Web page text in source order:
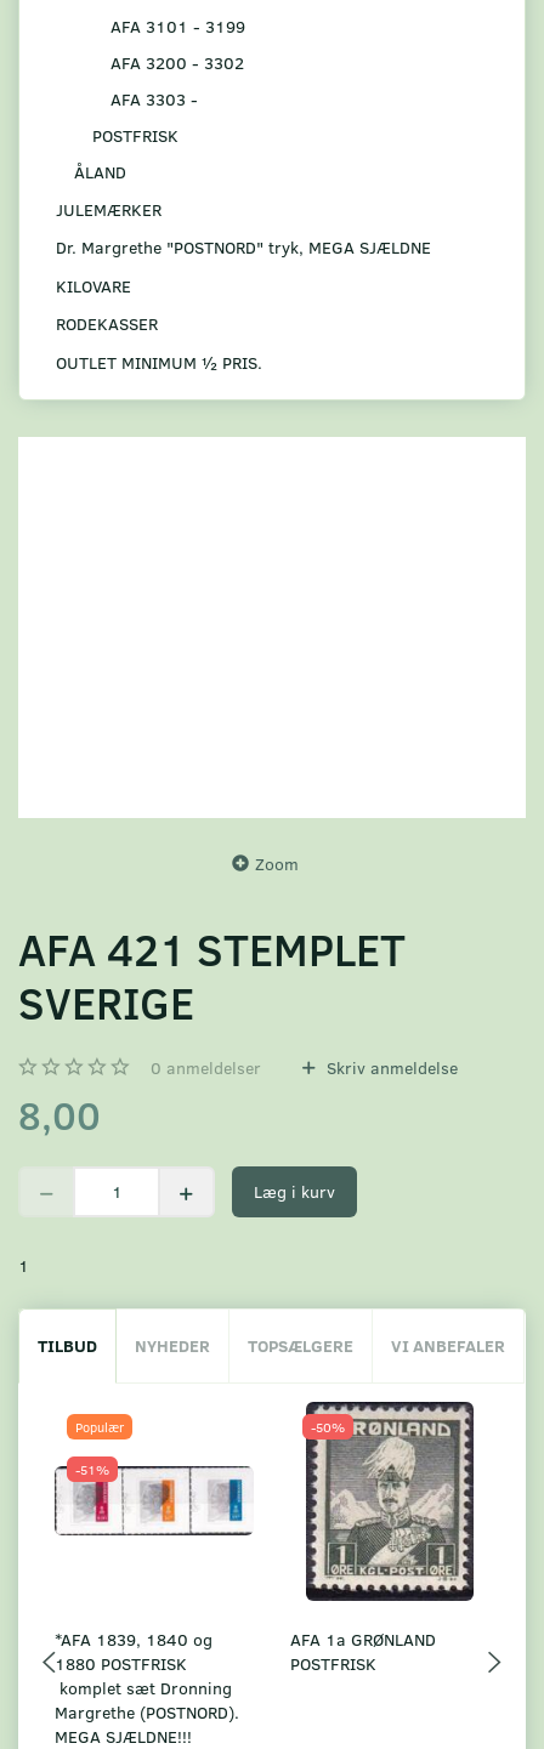
AFA 3101 - 3199
AFA 3200 - 3302
AFA 3303 -
POSTFRISK
ÅLAND
JULEMÆRKER
Dr. Margrethe "POSTNORD" tryk, MEGA SJÆLDNE
KILOVARE
RODEKASSER
OUTLET MINIMUM ½ PRIS.
Zoom
AFA 421 STEMPLET
SVERIGE
0 anmeldelser Skriv anmeldelse
8,00
Læg i kurv
1
TILBUD NYHEDER TOPSÆLGERE VI ANBEFALER
Populær
-51%
*AFA 1839, 1840 og
1880 POSTFRISK
komplet sæt Dronning
Margrethe (POSTNORD).
MEGA SJÆLDNE!!!
-50%
AFA 1a GRØNLAND
POSTFRISK